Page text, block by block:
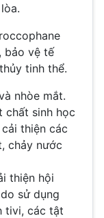
bảo vệ tế
tinh thể.
nhòe mắt.
chất sinh học
thiện các
chảy nước
thiện hội
sử dụng
tivi, các tật